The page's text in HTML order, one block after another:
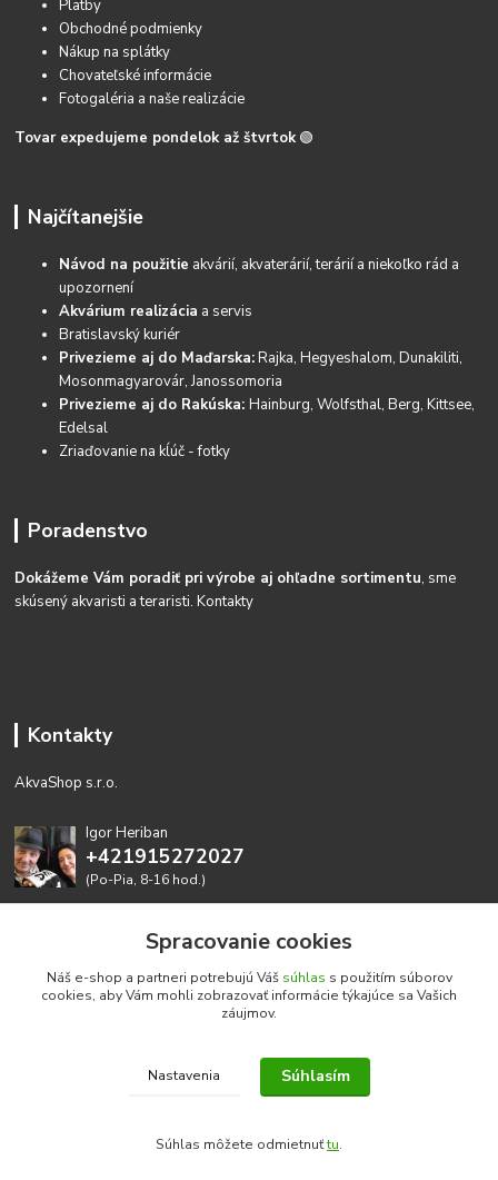
Platby
Obchodné podmienky
Nákup na splátky
Chovateľské informácie
Fotogaléria a naše realizácie
Tovar expedujeme pondelok až štvrtok 🟢
Najčítanejšie
Návod na použitie akvárií, akvaterárií, terárií a niekoľko rád a
upozornení
Akvárium realizácia a servis
Bratislavský kuriér
Privezieme aj do Maďarska:Rajka, Hegyeshalom, Dunakiliti,
Mosonmagyarovár, Janossomoria
Privezieme aj do Rakúska:Hainburg, Wolfsthal, Berg, Kittsee,
Edelsal
Zriaďovanie na kĺúč - fotky
Poradenstvo
Dokážeme Vám poradiť pri výrobe aj ohľadne sortimentu, sme
skúsený akvaristi a teraristi.Kontakty
Kontakty
AkvaShop s.r.o.
Igor Heriban
+421915272027
(Po-Pia, 8-16 hod.)
Realizujeme prírodné akvária: AkvaShop s.r.o. • IBAN:
SK3911000000002947087849
Spracovanie cookies
Náš e-shop a partneri potrebujú Váš súhlas s použitím súborov
cookies, aby Vám mohli zobrazovať informácie týkajúce sa Vašich
záujmov.
Nastavenia Súhlasím
Súhlas môžete odmietnuťtu.